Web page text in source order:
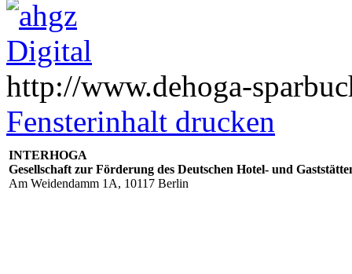
http://www.dehoga-
Fensterinhalt drucken
INTERHOGA
Gesellschaft zur Förderung des Deutschen Hotel- und
Am Weidendamm 1A, 10117 Berlin